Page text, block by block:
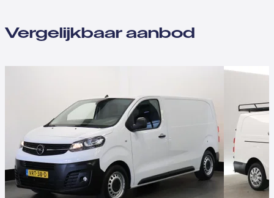
Vergelijkbaar aanbod